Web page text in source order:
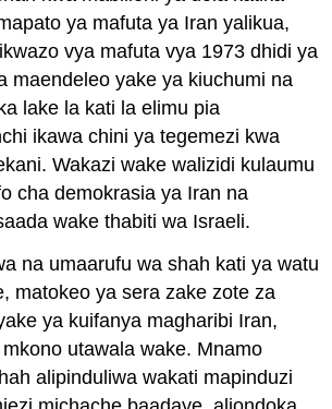
ya mafuta ya Iran yalikua,
vya mafuta vya 1973 dhidi ya
maendeleo yake ya kiuchumi na
lake la kati la elimu pia
ikawa chini ya tegemezi kwa
Wakazi wake walizidi kulaumu
cha demokrasia ya Iran na
wake thabiti wa Israeli.
na umaarufu wa shah kati ya watu
matokeo ya sera zake zote za
ya kuifanya magharibi Iran,
utawala wake. Mnamo
alipinduliwa wakati mapinduzi